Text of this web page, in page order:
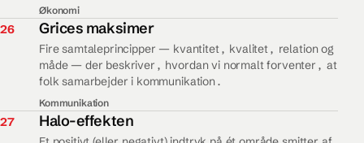
Økonomi
26 26.
Grices maksimer
Fire samtaleprincipper — kvantitet, kvalitet, relation og
måde — der beskriver, hvordan vi normalt forventer, at
folk samarbejder i kommunikation.
Kommunikation
27 27.
Halo-effekten